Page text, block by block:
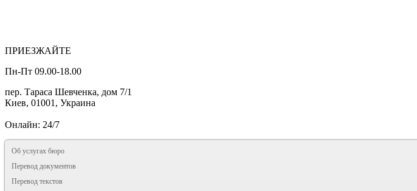
ПРИЕЗЖАЙТЕ
Пн-Пт 09.00-18.00
пер. Тараса Шевченка, дом 7/1
Киев, 01001, Украина
Онлайн: 24/7
Об услугах бюро
Перевод документов
Перевод текстов